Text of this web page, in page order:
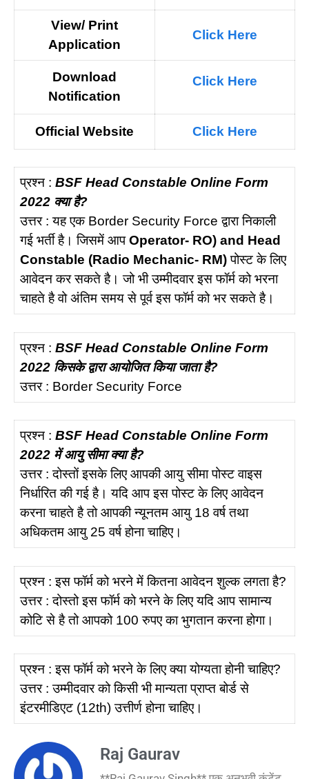
View/ Print
Application
Click Here
Download
Notification
Click Here
Official Website Click Here
प्रश्न : BSF Head Constable Online Form
2022 क्या है?
उत्तर : यह एक Border Security Force द्वारा निकाली
गई भर्ती है। जिसमें आपOperator- RO) and Head
Constable (Radio Mechanic- RM)पोस्ट के लिए
आवेदन कर सकते है। जो भी उम्मीदवार इस फॉर्म को भरना
चाहते है वो अंतिम समय से पूर्व इस फॉर्म को भर सकते है।
प्रश्न : BSF Head Constable Online Form
2022 किसके द्वारा आयोजित किया जाता है?
उत्तर : Border Security Force
प्रश्न : BSF Head Constable Online Form
2022 में आयु सीमा क्या है?
उत्तर : दोस्तों इसके लिए आपकी आयु सीमा पोस्ट वाइस
निर्धारित की गई है। यदि आप इस पोस्ट के लिए आवेदन
करना चाहते है तो आपकी न्यूनतम आयु 18 वर्ष तथा
अधिकतम आयु 25 वर्ष होना चाहिए।
प्रश्न : इस फॉर्म को भरने में कितना आवेदन शुल्क लगता है?
उत्तर : दोस्तो इस फॉर्म को भरने के लिए यदि आप सामान्य
कोटि से है तो आपको 100 रुपए का भुगतान करना होगा।
प्रश्न : इस फॉर्म को भरने के लिए क्या योग्यता होनी चाहिए?
उत्तर : उम्मीदवार को किसी भी मान्यता प्राप्त बोर्ड से
इंटरमीडिएट (12th) उत्तीर्ण होना चाहिए।
Raj Gaurav